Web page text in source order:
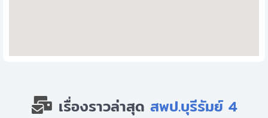
เรื่องราวล่าสุด สพป.บุรีรัมย์ 4